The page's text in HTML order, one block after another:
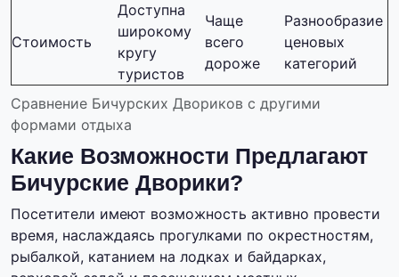
Сравнение Бичурских Двориков с другими
формами отдыха
Стоимость
Доступна
широкому
кругу
туристов
Чаще
всего
дороже
Разнообразие
ценовых
категорий
Какие Возможности Предлагают
Бичурские Дворики?
Посетители имеют возможность активно провести
время, наслаждаясь прогулками по окрестностям,
рыбалкой, катанием на лодках и байдарках,